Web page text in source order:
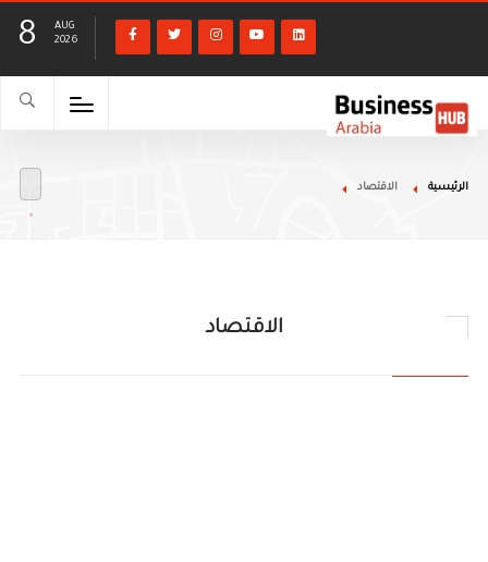
8
AUG
2026
الرئيسية الاقتصاد
الاقتصاد